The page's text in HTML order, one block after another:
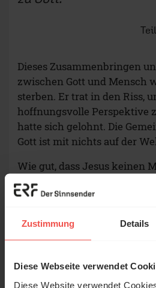
Zustimmung Details
Diese Webseite verwendet
Diese Website verwendet
Dieses Zusammenbringen
zwischen Gott und Mensch
sterben. Er trat in den Riss,
hoffnungsvolle Perspektive
hatte sich gelohnt. Die
Gott ist mit nichts auf der
Wie gut, dass Jesus keinen
hat, ob er die Brücke
hat es einfach gemacht. Um
sind für dich kostenlos –
Unterstütze uns mit deiner